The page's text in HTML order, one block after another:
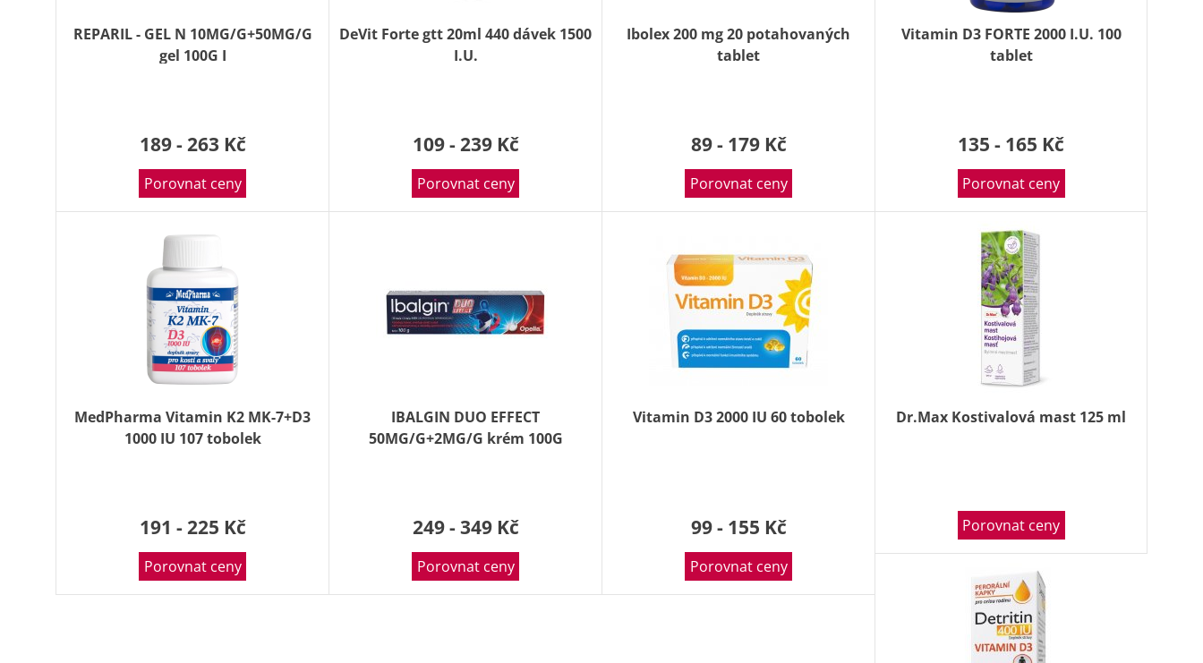
REPARIL - GEL N 10MG/G+50MG/G
gel 100G I
189 - 263 Kč
Porovnat ceny
DeVit Forte gtt 20ml 440 dávek 1500
I.U.
109 - 239 Kč
Porovnat ceny
Ibolex 200 mg 20 potahovaných
tablet
89 - 179 Kč
Porovnat ceny
Vitamin D3 FORTE 2000 I.U. 100
tablet
135 - 165 Kč
Porovnat ceny
MedPharma Vitamin K2 MK-7+D3
1000 IU 107 tobolek
191 - 225 Kč
Porovnat ceny
IBALGIN DUO EFFECT
50MG/G+2MG/G krém 100G
249 - 349 Kč
Porovnat ceny
Vitamin D3 2000 IU 60 tobolek
99 - 155 Kč
Porovnat ceny
Dr.Max Kostivalová mast 125 ml
Porovnat ceny